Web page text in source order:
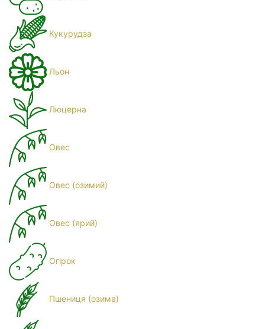
Кукурудза
Льон
Люцерна
Овес
Овес (озимий)
Овес (ярий)
Огірок
Пшениця (озима)